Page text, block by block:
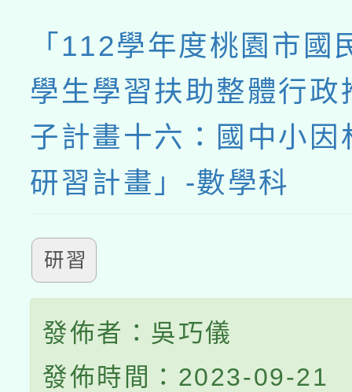
「112學年度桃園市國
學生學習扶助整體行政
子計畫十六：國中小因
研習計畫」-數學科
研習
發佈者：吳巧儀
發佈時間：2023-09-21